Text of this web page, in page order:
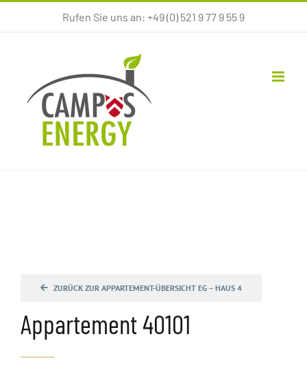
Rufen Sie uns an: +49 (0) 521 9 77 9 55 9
ZURÜCK ZUR APPARTEMENT-ÜBERSICHT EG – HAUS 4
Appartement 40101